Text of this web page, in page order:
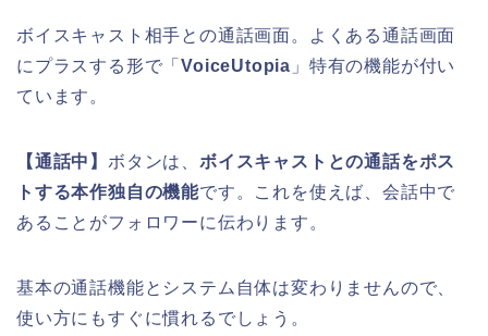
ボイスキャスト相手との通話画面。よくある通話画面
にプラスする形で「VoiceUtopia 」特有の機能が付い
ています。
【通話中】 ボタンは、 ボイスキャストとの通話をポス
トする本作独自の機能です。これを使えば、会話中で
あることがフォロワーに伝わります。
基本の通話機能とシステム自体は変わりませんので、
使い方にもすぐに慣れるでしょう。